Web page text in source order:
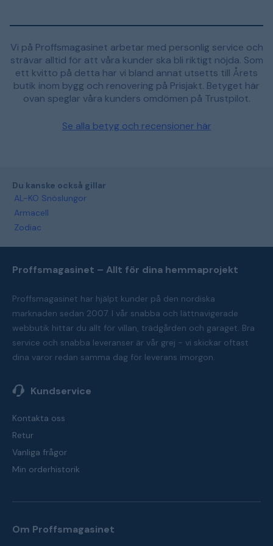
Vi på Proffsmagasinet arbetar med personlig service och
strävar alltid för att våra kunder ska bli riktigt nöjda. Som
ett kvitto på detta har vi bland annat utsetts till Årets
butik inom bygg och renovering på Prisjakt. Betyget här
ovan speglar våra kunders omdömen på Trustpilot.
Se alla betyg och recensioner här
Du kanske också gillar
AL-KO Snöslungor
Armacell
Zodiac
Proffsmagasinet – Allt för dina hemmaprojekt
Proffsmagasinet har hjälpt kunder på den nordiska
marknaden sedan 2007. I vår snabba och lättnavigerade
webbutik hittar du allt för villan, trädgården och garaget. Bra
service och snabba leveranser är vår grej - vi skickar oftast
dina varor redan samma dag för leverans imorgon.
Kundservice
Kontakta oss
Retur
Vanliga frågor
Min orderhistorik
Om Proffsmagasinet